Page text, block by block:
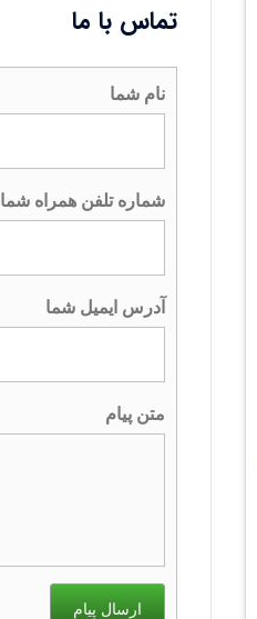
تماس با ما
نام شما
شماره تلفن همراه شما
آدرس ایمیل شما
متن پیام
ارسال پیام